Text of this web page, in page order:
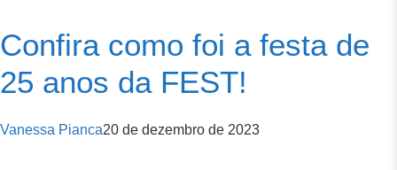
Confira como foi a festa de
25 anos da FEST!
Vanessa Pianca20 de dezembro de 2023